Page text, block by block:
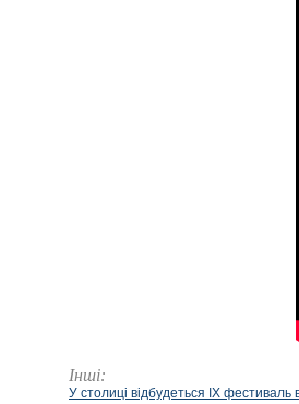
Інші:
У столиці відбудеться IX